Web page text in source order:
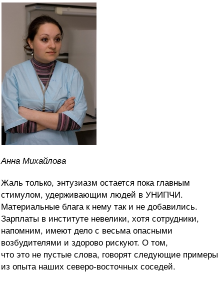
Анна Михайлова
Жаль только, энтузиазм остается пока главным
стимулом, удерживающим людей в УНИПЧИ.
Материальные блага к нему так и не добавились.
Зарплаты в институте невелики, хотя сотрудники,
напомним, имеют дело с весьма опасными
возбудителями и здорово рискуют. О том,
что это не пустые слова, говорят следующие примеры
из опыта наших северо-восточных соседей.